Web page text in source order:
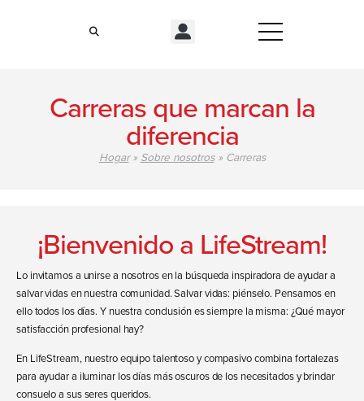
Carreras que marcan la
diferencia
Hogar» Sobre nosotros» Carreras
¡Bienvenido a LifeStream!
Lo invitamos a unirse a nosotros en la búsqueda inspiradora de ayudar a
salvar vidas en nuestra comunidad. Salvar vidas: piénselo. Pensamos en
ello todos los días. Y nuestra conclusión es siempre la misma: ¿Qué mayor
satisfacción profesional hay?
En LifeStream, nuestro equipo talentoso y compasivo combina fortalezas
para ayudar a iluminar los días más oscuros de los necesitados y brindar
consuelo a sus seres queridos.